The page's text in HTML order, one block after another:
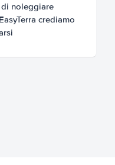
noleggiare
crediamo